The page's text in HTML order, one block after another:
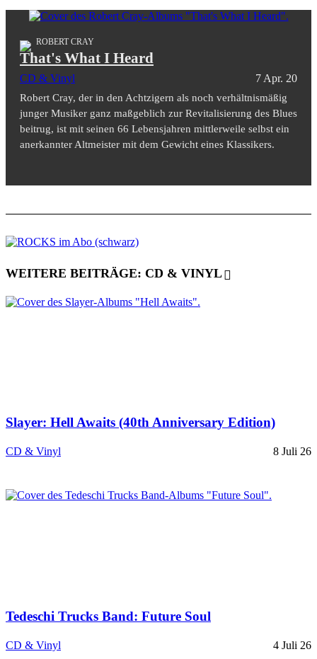
ROBERT CRAY
That's What I Heard
CD & Vinyl 7 Apr. 20
Robert Cray, der in den Achtzigern als noch verhältnismäßig
junger Musiker ganz maßgeblich zur Revitalisierung des Blues
beitrug, ist mit seinen 66 Lebensjahren mittlerweile selbst ein
anerkannter Altmeister mit dem Gewicht eines Klassikers.
WEITERE BEITRÄGE: CD & VINYL
Slayer: Hell Awaits (40th Anniversary Edition)
CD & Vinyl 8 Juli 26
Tedeschi Trucks Band: Future Soul
CD & Vinyl 4 Juli 26